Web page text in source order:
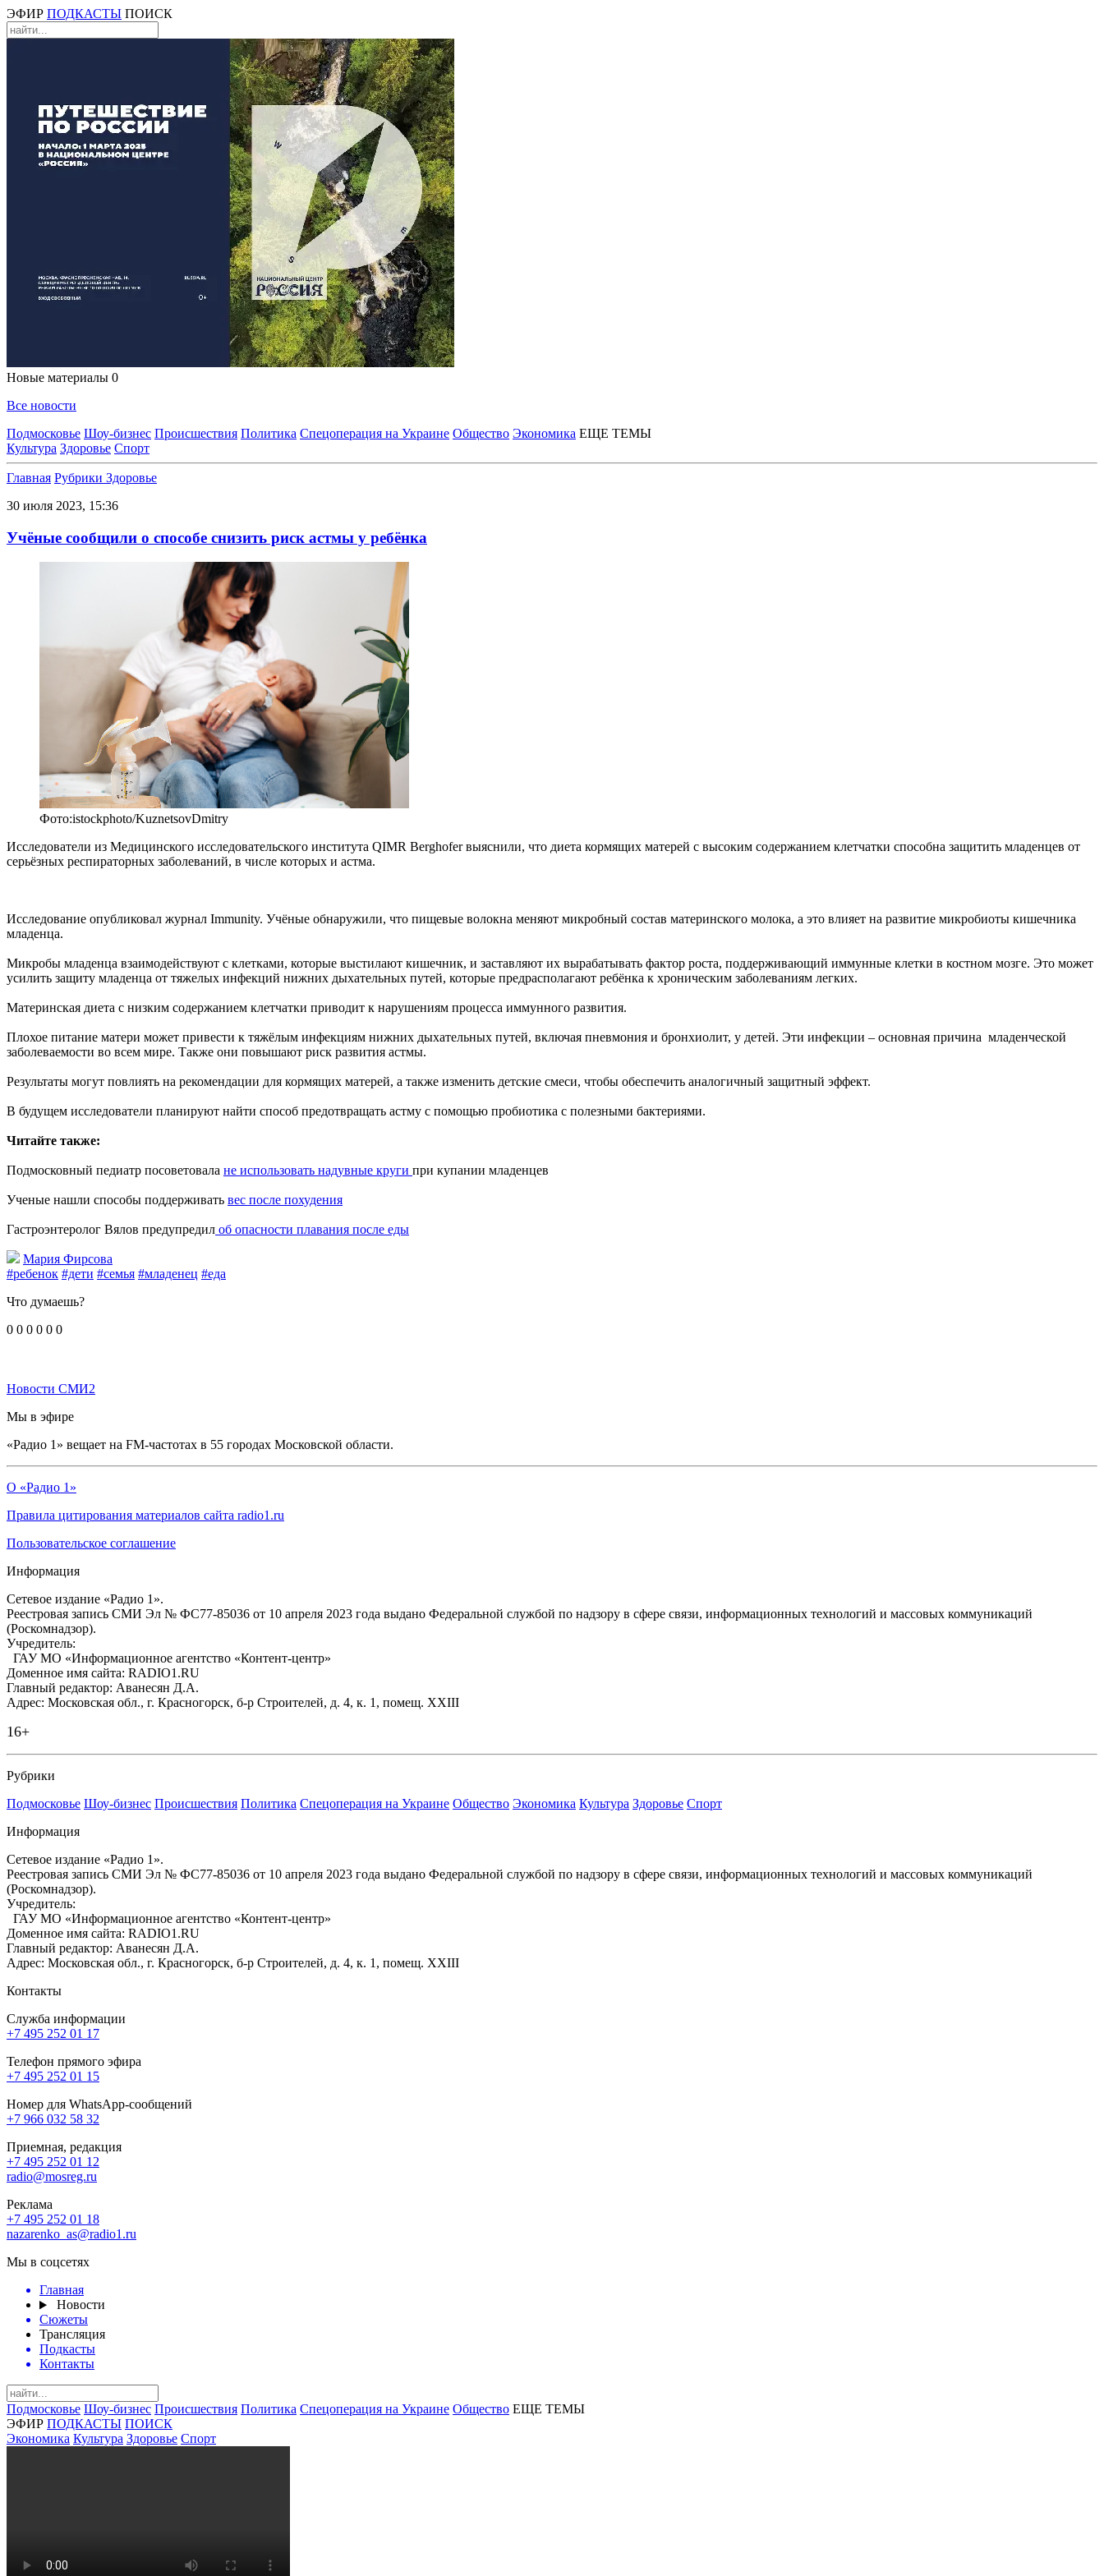
ЭФИР ПОДКАСТЫ ПОИСК
Новые материалы 0
Все новости
Подмосковье Шоу-бизнес Происшествия Политика Спецоперация на Украине Общество Экономика ЕЩЕ ТЕМЫ
Культура Здоровье Спорт
Главная Рубрики Здоровье
30 июля 2023, 15:36
Учёные сообщили о способе снизить риск астмы у ребёнка
Фото:istockphoto/KuznetsovDmitry
Исследователи из Медицинского исследовательского института QIMR Berghofer выяснили, что диета кормящих матерей с высоким содержанием клетчатки способна защитить младенцев от
серьёзных респираторных заболеваний, в числе которых и астма.
Исследование опубликовал журнал Immunity. Учёные обнаружили, что пищевые волокна меняют микробный состав материнского молока, а это влияет на развитие микробиоты кишечника
младенца.
Микробы младенца взаимодействуют с клетками, которые выстилают кишечник, и заставляют их вырабатывать фактор роста, поддерживающий иммунные клетки в костном мозге. Это может
усилить защиту младенца от тяжелых инфекций нижних дыхательных путей, которые предрасполагают ребёнка к хроническим заболеваниям легких.
Материнская диета с низким содержанием клетчатки приводит к нарушениям процесса иммунного развития.
Плохое питание матери может привести к тяжёлым инфекциям нижних дыхательных путей, включая пневмония и бронхиолит, у детей. Эти инфекции – основная причина младенческой
заболеваемости во всем мире. Также они повышают риск развития астмы.
Результаты могут повлиять на рекомендации для кормящих матерей, а также изменить детские смеси, чтобы обеспечить аналогичный защитный эффект.
В будущем исследователи планируют найти способ предотвращать астму с помощью пробиотика с полезными бактериями.
Читайте также:
Подмосковный педиатр посоветовала не использовать надувные круги при купании младенцев
Ученые нашли способы поддерживать вес после похудения
Гастроэнтеролог Вялов предупредил об опасности плавания после еды
Мария Фирсова
#ребенок #дети #семья #младенец #еда
Что думаешь?
0 0 0 0 0 0
Новости СМИ2
Мы в эфире
«Радио 1» вещает на FM-частотах в 55 городах Московской области.
О «Радио 1»
Правила цитирования материалов сайта radio1.ru
Пользовательское соглашение
Информация
Сетевое издание «Радио 1».
Реестровая запись СМИ Эл № ФС77-85036 от 10 апреля 2023 года выдано Федеральной службой по надзору в сфере связи, информационных технологий и массовых коммуникаций
(Роскомнадзор).
Учредитель:
ГАУ МО «Информационное агентство «Контент-центр»
Доменное имя сайта: RADIO1.RU
Главный редактор: Аванесян Д.А.
Адрес: Московская обл., г. Красногорск, б-р Строителей, д. 4, к. 1, помещ. XXIII
16+
Рубрики
Подмосковье Шоу-бизнес Происшествия Политика Спецоперация на Украине Общество Экономика Культура Здоровье Спорт
Информация
Сетевое издание «Радио 1».
Реестровая запись СМИ Эл № ФС77-85036 от 10 апреля 2023 года выдано Федеральной службой по надзору в сфере связи, информационных технологий и массовых коммуникаций
(Роскомнадзор).
Учредитель:
ГАУ МО «Информационное агентство «Контент-центр»
Доменное имя сайта: RADIO1.RU
Главный редактор: Аванесян Д.А.
Адрес: Московская обл., г. Красногорск, б-р Строителей, д. 4, к. 1, помещ. XXIII
Контакты
Служба информации
+7 495 252 01 17
Телефон прямого эфира
+7 495 252 01 15
Номер для WhatsApp-сообщений
+7 966 032 58 32
Приемная, редакция
+7 495 252 01 12
radio@mosreg.ru
Реклама
+7 495 252 01 18
nazarenko_as@radio1.ru
Мы в соцсетях
Главная
Новости
Сюжеты
Трансляция
Подкасты
Контакты
Подмосковье Шоу-бизнес Происшествия Политика Спецоперация на Украине Общество ЕЩЕ ТЕМЫ
ЭФИР ПОДКАСТЫ ПОИСК
Экономика Культура Здоровье Спорт